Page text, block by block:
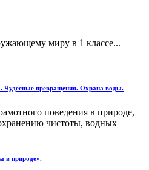
миру в 1 классе...
Чудесные превращения. Охрана воды.
поведения в природе,
чистоты, водных
в природе».